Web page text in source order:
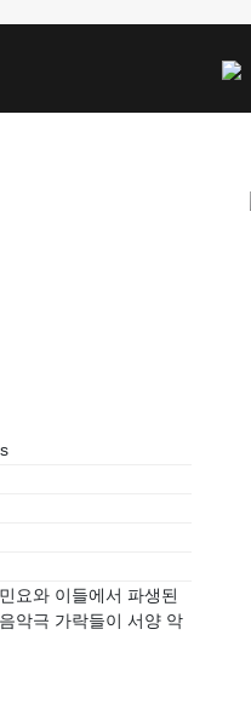
요와 이들에서 파생된
악극 가락들이 서양 악